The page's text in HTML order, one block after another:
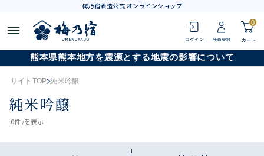
梅乃宿酒造公式 オンラインショップ
0
熊本県熊本地方を震源とする地震の影響について
サイトTOP 純米吟醸
純米吟醸
0件 /を表示